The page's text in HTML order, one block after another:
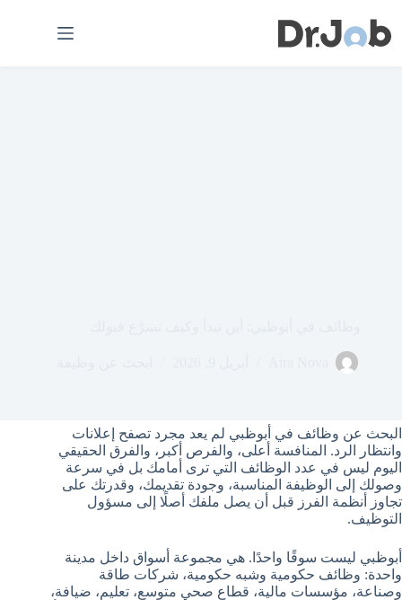
إلى
المحتوى
البحث عن وظائف في أبوظبي لم يعد مجرد تصفح إعلانات
وانتظار الرد. المنافسة أعلى، والفرص أكبر، والفرق الحقيقي
اليوم ليس في عدد الوظائف التي ترى أمامك بل في سرعة
وصولك إلى الوظيفة المناسبة، وجودة تقديمك، وقدرتك على
تجاوز أنظمة الفرز قبل أن يصل ملفك أصلًا إلى مسؤول
التوظيف.
أبوظبي ليست سوقًا واحدًا. هي مجموعة أسواق داخل مدينة
واحدة: وظائف حكومية وشبه حكومية، شركات طاقة
وصناعة، مؤسسات مالية، قطاع صحي متوسع، تعليم، ضيافة،